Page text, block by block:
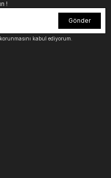
!
Gönder
korunmasını kabul ediyorum.